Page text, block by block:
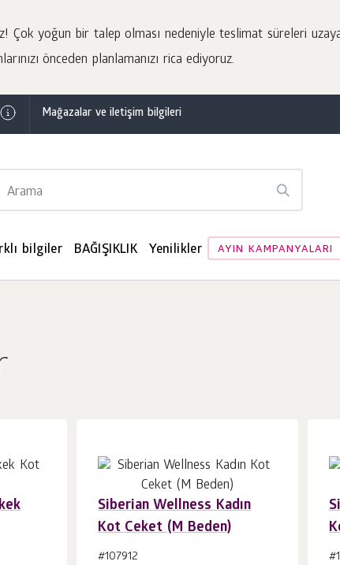
Çok yoğun bir talep olması nedeniyle teslimat süreleri
önceden planlamanızı rica ediyoruz.
Mağazalar ve iletişim bilgileri
bilgiler BAĞIŞIKLIK Yenilikler AYIN KAMPANYALARI
Siberian Wellness Kadın
Kot Ceket (M Beden)
#107912